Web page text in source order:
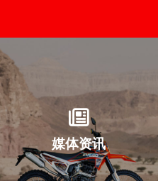
媒体资讯